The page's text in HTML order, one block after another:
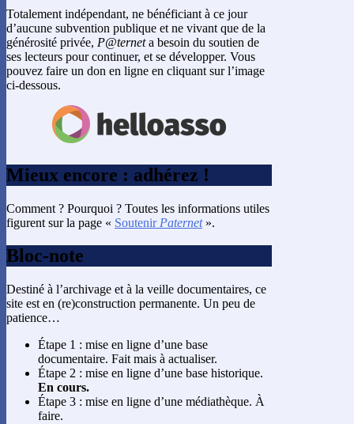
Totalement indépendant, ne bénéficiant à ce jour
d’aucune subvention publique et ne vivant que de la
générosité privée, P@terneta besoin du soutien de
ses lecteurs pour continuer, et se développer. Vous
pouvez faire un don en ligne en cliquant sur l’image
ci-dessous.
Mieux encore : adhérez !
Comment ? Pourquoi ? Toutes les informations utiles
figurent sur la page « Soutenir Paternet».
Bloc-note
Destiné à l’archivage et à la veille documentaires, ce
site est en (re)construction permanente. Un peu de
patience…
Étape 1 : mise en ligne d’une base
documentaire. Fait mais à actualiser.
Étape 2 : mise en ligne d’une base historique.
En cours.
Étape 3 : mise en ligne d’une médiathèque. À
faire.